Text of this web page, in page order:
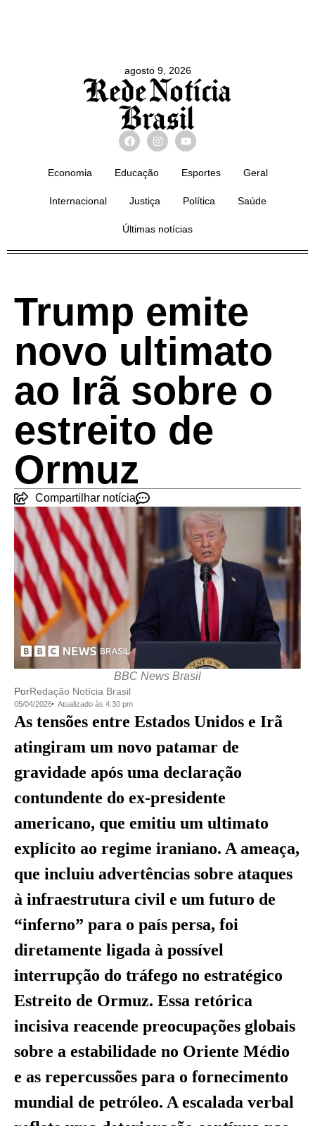
agosto 9, 2026
Economia Educação Esportes Geral
Internacional Justiça Política Saúde
Últimas notícias
Trump emite
novo ultimato
ao Irã sobre o
estreito de
Ormuz
Compartilhar notícia
BBC News Brasil
PorRedação Notícia Brasil
05/04/2026 Atualizado às 4:30 pm
As tensões entre Estados Unidos e Irã
atingiram um novo patamar de
gravidade após uma declaração
contundente do ex-presidente
americano, que emitiu um ultimato
explícito ao regime iraniano. A ameaça,
que incluiu advertências sobre ataques
à infraestrutura civil e um futuro de
“inferno” para o país persa, foi
diretamente ligada à possível
interrupção do tráfego no estratégico
Estreito de Ormuz. Essa retórica
incisiva reacende preocupações globais
sobre a estabilidade no Oriente Médio
e as repercussões para o fornecimento
mundial de petróleo. A escalada verbal